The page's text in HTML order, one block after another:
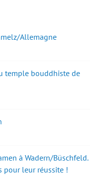
Allemagne
temple bouddhiste de
à Wadern/Büschfeld.
pour leur réussite !